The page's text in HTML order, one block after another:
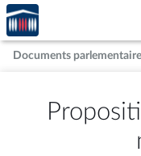
Aller au contenu
Aller en bas de la page
Accèder
à la
page
d'accueil
Documents